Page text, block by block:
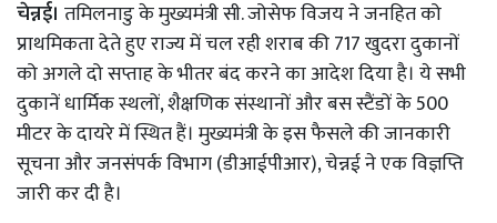
चेन्नई। तमिलनाडु के मुख्यमंत्री सी. जोसेफ विजय ने जनहित को
प्राथमिकता देते हुए राज्य में चल रही शराब की 717 खुदरा दुकानों
को अगले दो सप्ताह के भीतर बंद करने का आदेश दिया है। ये सभी
दुकानें धार्मिक स्थलों, शैक्षणिक संस्थानों और बस स्टैंडों के 500
मीटर के दायरे में स्थित हैं। मुख्यमंत्री के इस फैसले की जानकारी
सूचना और जनसंपर्क विभाग (डीआईपीआर), चेन्नई ने एक विज्ञप्ति
जारी कर दी है।